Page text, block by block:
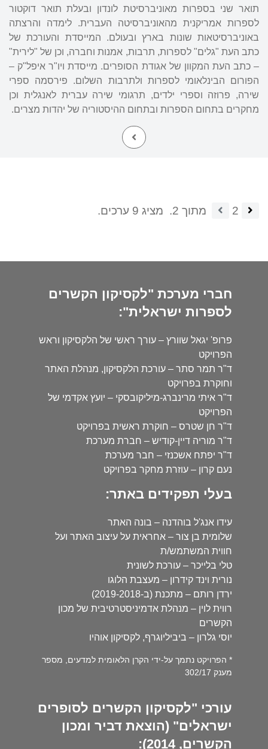
תואר שני בספרות מאוניברסיטת לונדון ובעלת תואר דוקטור
לספרות אמריקנית מהאוניברסיטה העברית. לימדה והרצתה
באוניברסיטאות שונות בארץ ובעולם. המייסדת והעורכת של
כתב העת "גלים" לספרות, תרבות, אמנות וחברה, וכן של "לירית"
– כתב העת המקוון של אגודת הסופרים. מייסדת ויו"ר איפל"ק –
הפורום הבינלאומי לספרות ולתרבות השלום. פירסמה ספרי
שירה, פרוזה וספרי ילדים, תרגומי שירה עברית לאנגלית וכן
מחקרים בתחום הספרות ובתחום ההיסטוריה של יהדות מצרים.
2 מתוך 2. מציג 9 ערכים.
חברי מערכת "לקסיקון הקשרים
לספרות ישראלית":
פרופ' יגאל שוורץ – עורך ראשי של הלקסיקון וראש
הפרויקט
ד"ר תמר סתר – עורכת הלקסיקון, מנהלת האתר
וחוקרת בפרויקט
ד"ר איתי מרינברג-מיליקובסקי – יועץ אקדמי של
הפרויקט
ד"ר חן שטרס – חוקרת ראשית בפרויקט
ד"ר מוריה דיין-קודיש – חברת מערכת
ד"ר יפתח אשכנזי – חבר מערכת
נעם קרון – עוזרת מחקר בפרויקט
בעלי תפקידים באתר:
עידו אנג'ל בוהדנה – בונה האתר
שלומית בן צור – אחראית על עיצוב האתר ועל
חווית המשתמש/ת
טלי בלייכר – עורכת לשונית
נורית וינד קידרון – מעצבת הלוגו
ירדן רותם – מתכנת (ב-2019-2018)
רווית לוין – מנהלת אדמיניסטרטיבית של מכון
הקשרים
יוסי גלרון – ביביליוגרף, לקסיקון אוהיו
* הפרויקט נתמך על-ידי הקרן הלאומית למדעים, מספר
מענק 302/17
עורכי "לקסיקון הקשרים לסופרים
ישראלים" (הוצאת דביר ומכון
הקשרים, 2014):